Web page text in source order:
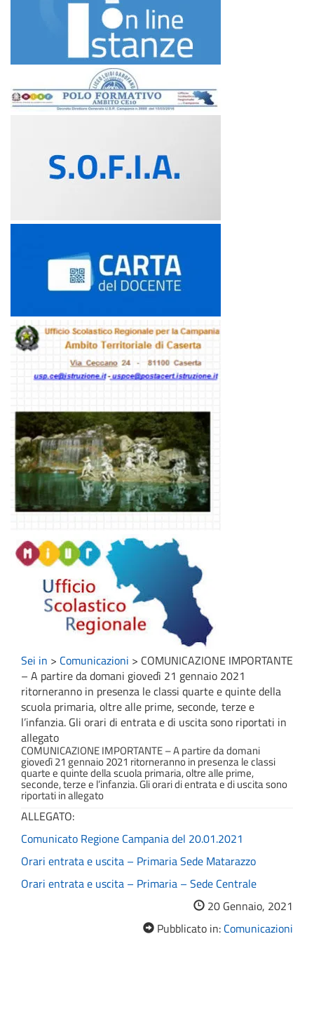
Sei in > Comunicazioni > COMUNICAZIONE IMPORTANTE
– A partire da domani giovedì 21 gennaio 2021
ritorneranno in presenza le classi quarte e quinte della
scuola primaria, oltre alle prime, seconde, terze e
l’infanzia. Gli orari di entrata e di uscita sono riportati in
allegato
COMUNICAZIONE IMPORTANTE – A partire da domani
giovedì 21 gennaio 2021 ritorneranno in presenza le classi
quarte e quinte della scuola primaria, oltre alle prime,
seconde, terze e l’infanzia. Gli orari di entrata e di uscita sono
riportati in allegato
ALLEGATO:
Comunicato Regione Campania del 20.01.2021
Orari entrata e uscita – Primaria Sede Matarazzo
Orari entrata e uscita – Primaria – Sede Centrale
20 Gennaio, 2021
Pubblicato in: Comunicazioni